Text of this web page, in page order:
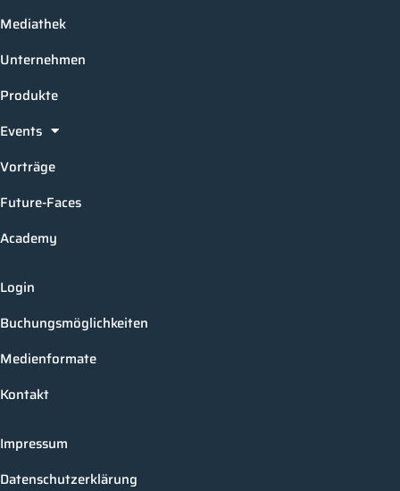
Mediathek
Unternehmen
Produkte
Events
Vorträge
Future-Faces
Academy
Login
Buchungsmöglichkeiten
Medienformate
Kontakt
Impressum
Datenschutzerklärung